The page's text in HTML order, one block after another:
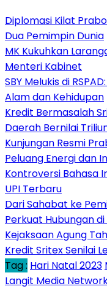
Diplomasi Kilat
Dua Pemimpin Dunia
MK Kukuhkan
Menteri Kabinet
SBY Melukis di
Alam dan Kehidupan
Kredit Bermasalah
Daerah Bernilai
Kunjungan Resmi
Peluang Energi dan
Kontroversi Bahasa
UPI Terbaru
Dari Sahabat ke
Perkuat Hubungan di
Kejaksaan Agung
Kredit Sritex Senilai
Tag : Hari Natal 2023
Langit Media